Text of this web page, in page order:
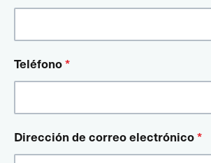
Teléfono*
Dirección de correo electrónico*